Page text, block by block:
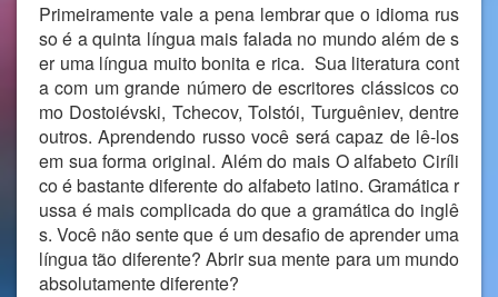
Primeiramente vale a pena lembrar que o idioma rus
so é a quinta língua mais falada no mundo além de s
er uma língua muito bonita e rica. Sua literatura cont
a com um grande número de escritores clássicos co
mo Dostoiévski, Tchecov, Tolstói, Turguêniev, dentre
outros. Aprendendo russo você será capaz de lê-los
em sua forma original. Além do mais O alfabeto Ciríli
co é bastante diferente do alfabeto latino. Gramática r
ussa é mais complicada do que a gramática do inglê
s. Você não sente que é um desafio de aprender uma
língua tão diferente? Abrir sua mente para um mundo
absolutamente diferente?